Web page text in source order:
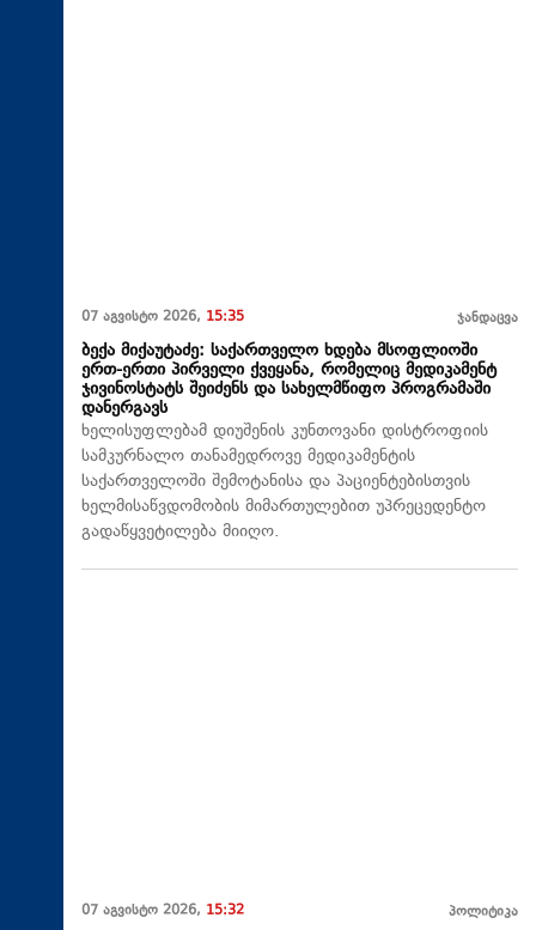
07 აგვისტო 2026, 15:35 ჯანდაცვა
ბექა მიქაუტაძე: საქართველო ხდება მსოფლიოში
ერთ-ერთი პირველი ქვეყანა, რომელიც მედიკამენტ
ჯივინოსტატს შეიძენს და სახელმწიფო პროგრამაში
დანერგავს
ხელისუფლებამ დიუშენის კუნთოვანი დისტროფიის
სამკურნალო თანამედროვე მედიკამენტის
საქართველოში შემოტანისა და პაციენტებისთვის
ხელმისაწვდომობის მიმართულებით უპრეცედენტო
გადაწყვეტილება მიიღო.
07 აგვისტო 2026, 15:32 პოლიტიკა